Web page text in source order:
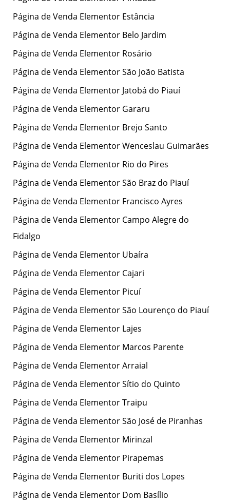
Página de Venda Elementor Estância
Página de Venda Elementor Belo Jardim
Página de Venda Elementor Rosário
Página de Venda Elementor São João Batista
Página de Venda Elementor Jatobá do Piauí
Página de Venda Elementor Gararu
Página de Venda Elementor Brejo Santo
Página de Venda Elementor Wenceslau Guimarães
Página de Venda Elementor Rio do Pires
Página de Venda Elementor São Braz do Piauí
Página de Venda Elementor Francisco Ayres
Página de Venda Elementor Campo Alegre do
Fidalgo
Página de Venda Elementor Ubaíra
Página de Venda Elementor Cajari
Página de Venda Elementor Picuí
Página de Venda Elementor São Lourenço do Piauí
Página de Venda Elementor Lajes
Página de Venda Elementor Marcos Parente
Página de Venda Elementor Arraial
Página de Venda Elementor Sítio do Quinto
Página de Venda Elementor Traipu
Página de Venda Elementor São José de Piranhas
Página de Venda Elementor Mirinzal
Página de Venda Elementor Pirapemas
Página de Venda Elementor Buriti dos Lopes
Página de Venda Elementor Dom Basílio